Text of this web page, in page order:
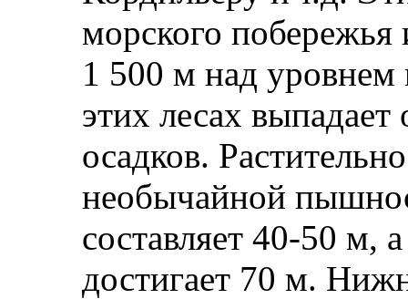
морского
1 500 м над уровнем
этих лесах
осадков.
необычайной
составляет 40-50 м,
достигает 70 м.